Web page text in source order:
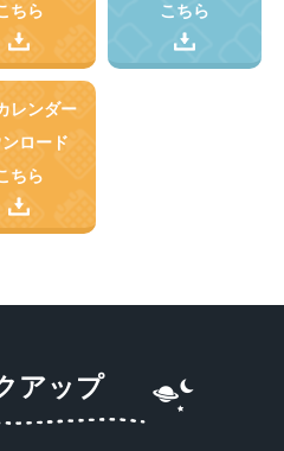
ちら
こちら
レンダー
ロード
ちら
アップ